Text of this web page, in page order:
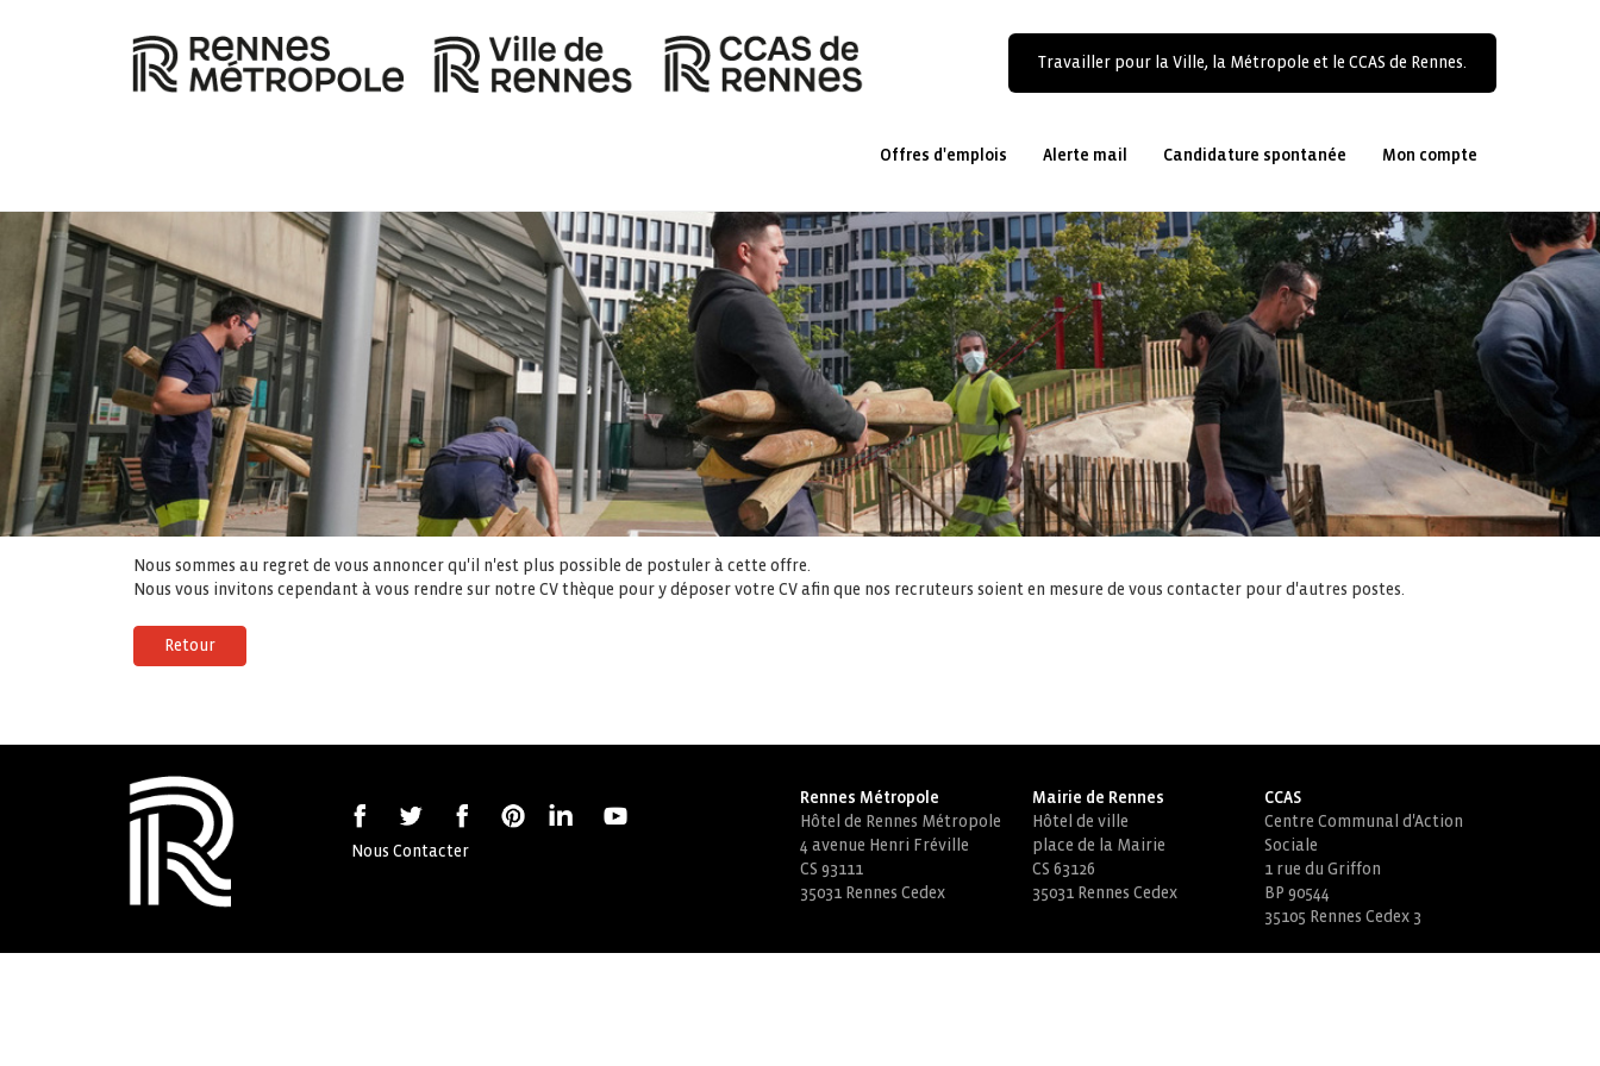
Travailler pour la Ville, la Métropole et le CCAS de Rennes.
Offres d'emplois Alerte mail Candidature spontanée Mon compte
Nous sommes au regret de vous annoncer qu'il n'est plus possible de postuler à cette offre.
Nous vous invitons cependant à vous rendre sur notre CV thèque pour y déposer votre CV afin que nos recruteurs soient en mesure de vous contacter pour d'autres postes.
Retour
Nous Contacter
Rennes Métropole
Hôtel de Rennes Métropole
4 avenue Henri Fréville
CS 93111
35031 Rennes Cedex
Mairie de Rennes
Hôtel de ville
place de la Mairie
CS 63126
35031 Rennes Cedex
CCAS
Centre Communal d'Action
Sociale
1 rue du Griffon
BP 90544
35105 Rennes Cedex 3